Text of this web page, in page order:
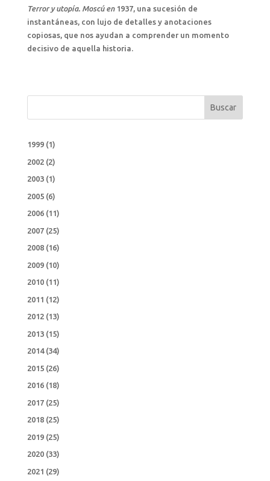
Terror y utopía. Moscú en 1937, una sucesión de
instantáneas, con lujo de detalles y anotaciones
copiosas, que nos ayudan a comprender un momento
decisivo de aquella historia.
Buscar
1999(1)
2002(2)
2003(1)
2005(6)
2006(11)
2007(25)
2008(16)
2009(10)
2010(11)
2011 (12)
2012(13)
2013(15)
2014(34)
2015(26)
2016(18)
2017(25)
2018(25)
2019(25)
2020(33)
2021 (29)